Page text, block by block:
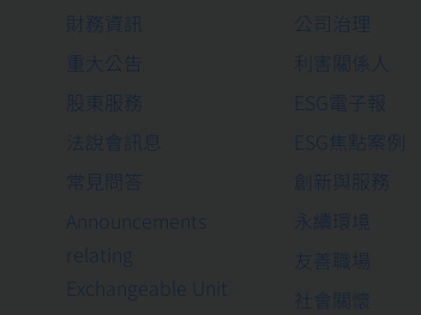
財務資訊
重大公告
股東服務
法說會訊息
常見問答
Announcements
relating
Exchangeable Unit
公司治理
利害關係人
ESG電子報
ESG焦點案例
創新與服務
永續環境
友善職場
社會關懷